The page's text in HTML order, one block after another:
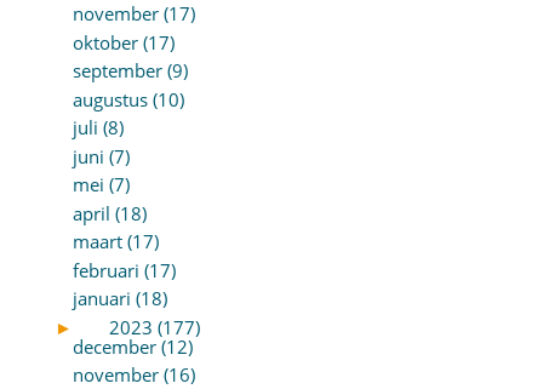
november (17)
oktober (17)
september (9)
augustus (10)
juli (8)
juni (7)
mei (7)
april (18)
maart (17)
februari (17)
januari (18)
►
2023 (177)
december (12)
november (16)